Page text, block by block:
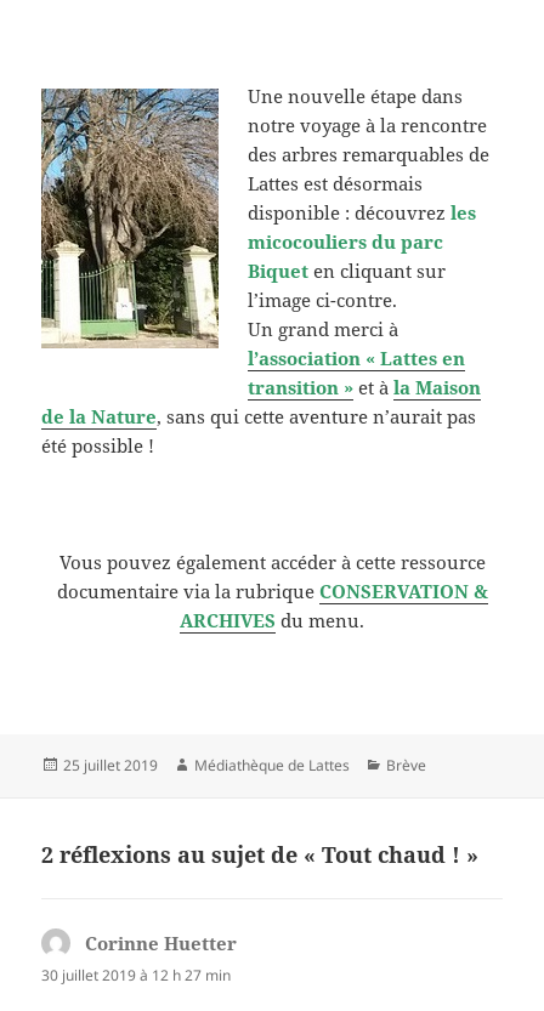
Une nouvelle étape dans
notre voyage à la rencontre
des arbres remarquables de
Lattes est désormais
disponible : découvrezles
micocouliers du parc
Biquet en cliquant sur
l’image ci-contre.
Un grand merci à
l’association « Lattes en
transition » et àla Maison
de la Nature, sans qui cette aventure n’aurait pas
été possible !
Vous pouvez également accéder à cette ressource
documentaire via la rubrique CONSERVATION &
ARCHIVES du menu.
Publié
25 juillet 2019 Auteur
Médiathèque de Lattes Catégories
Brève
2 réflexions au sujet de « Tout chaud ! »
Corinne Huetter
30 juillet 2019 à 12 h 27 min